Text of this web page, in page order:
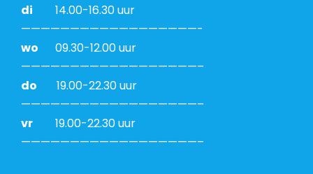
di 14.00-16.30 uur
——————————————————-
wo 09.30-12.00 uur
——————————————————–
do 19.00-22.30 uur
——————————————————–
vr 19.00-22.30 uur
——————————————————–